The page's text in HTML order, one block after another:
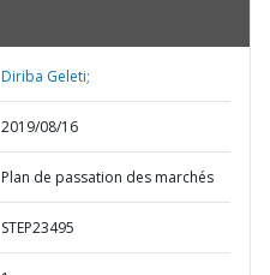
Diriba Geleti;
2019/08/16
Plan de passation des marchés
STEP23495